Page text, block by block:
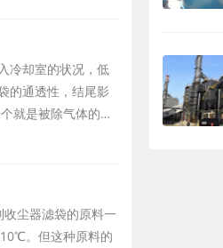
冷却室的状况，低
的通透性，结尾影
就是被除气体的…
尘器滤袋的原料一
。但这种原料的